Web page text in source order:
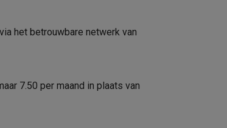
het betrouwbare netwerk van
7.50 per maand in plaats van